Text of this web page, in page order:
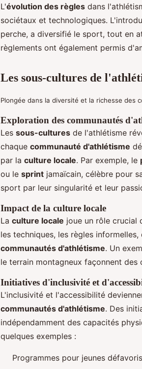
L'évolution des règles dans
sociétaux et technologiques.
perche, a diversifié le sport, tout en
règlements ont également permis
Les sous-cultures de
Plongée dans la diversité et la richesse des
Exploration des communautés
Les sous-cultures de l'athlétisme
chaque communauté d'athlétisme
par la culture locale. Par exemple, le
ou le sprint jamaïcain, célèbre pour
sport par leur singularité et leur
Impact de la culture locale
La culture locale joue un rôle crucial
les techniques, les règles
communautés d'athlétisme. Un
le terrain montagneux façonnent des
Initiatives d'inclusivité et
L'inclusivité et l'accessibilité
communautés d'athlétisme. Des
indépendamment des capacités
quelques exemples :
Programmes pour jeunes